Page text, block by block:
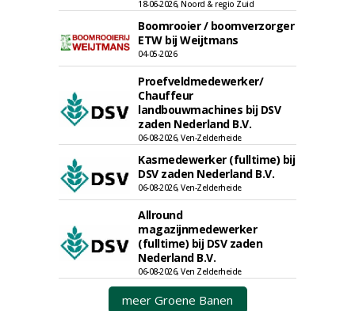
18-06-2026, Noord & regio Zuid
Boomrooier / boomverzorger
ETW bij Weijtmans
04-05-2026
Proefveldmedewerker/
Chauffeur
landbouwmachines bij DSV
zaden Nederland B.V.
06-08-2026, Ven-Zelderheide
Kasmedewerker (fulltime) bij
DSV zaden Nederland B.V.
06-08-2026, Ven-Zelderheide
Allround
magazijnmedewerker
(fulltime) bij DSV zaden
Nederland B.V.
06-08-2026, Ven Zelderheide
meer Groene Banen